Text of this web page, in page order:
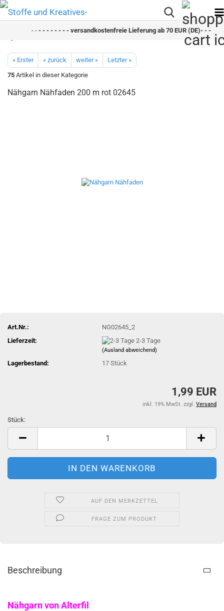
- - - - - - - - versandkostenfreie Lieferung ab 70 EUR (DE)- - - - - -
« Erster « zurück weiter »
Letzter »
75 Artikel in dieser Kategorie
Nähgarn Nähfaden 200 m rot 02645
Art.Nr.:
NG02645_2
Lieferzeit:
2-3 Tage
(Ausland abweichend)
Lagerbestand: 17Stück
1,99 EUR
inkl. 19% MwSt. zzgl. Versand
Stück:
Stück
AUF DEN MERKZETTEL
FRAGE ZUM PRODUKT
Beschreibung
Nähgarn von Alterfil